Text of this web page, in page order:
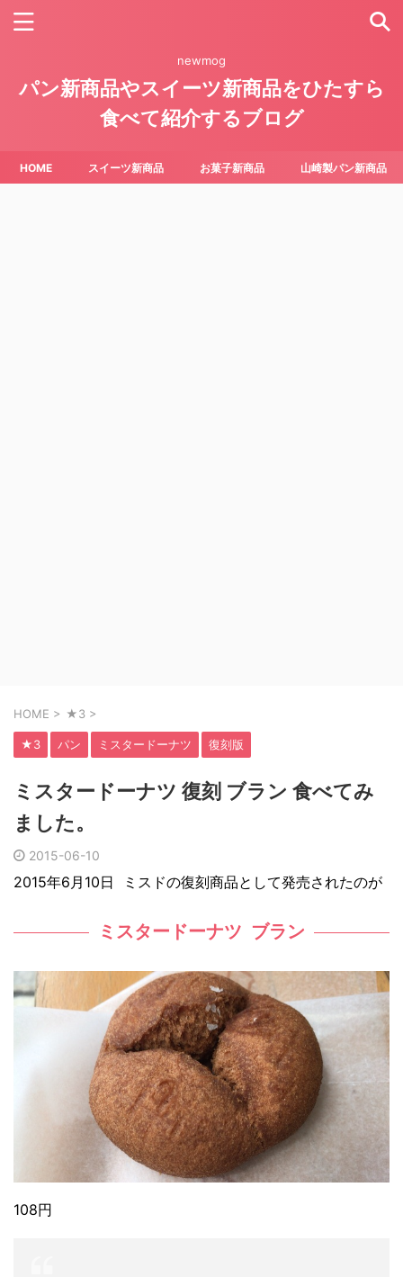
newmog
パン新商品やスイーツ新商品をひたすら
食べて紹介するブログ
HOME スイーツ新商品 お菓子新商品 山崎製パン新商品
HOME > ★3 >
★3 パン ミスタードーナツ 復刻版
ミスタードーナツ 復刻 ブラン 食べてみ
ました。
2015-06-10
2015年6月10日 ミスドの復刻商品として発売されたのが
ミスタードーナツ ブラン
108円